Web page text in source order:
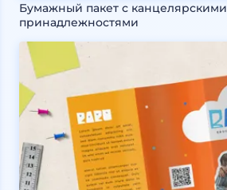
Бумажный пакет с канцелярскими
принадлежностями